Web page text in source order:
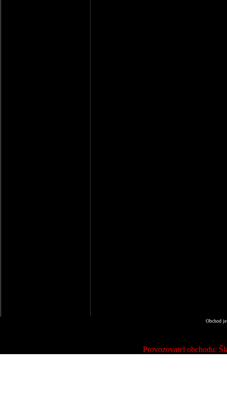
Obchod
Provozovatel obchodu: